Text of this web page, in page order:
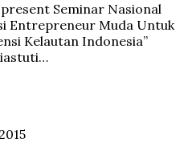
Seminar Nasional
Entrepreneur Muda Untuk
Kelautan Indonesia”